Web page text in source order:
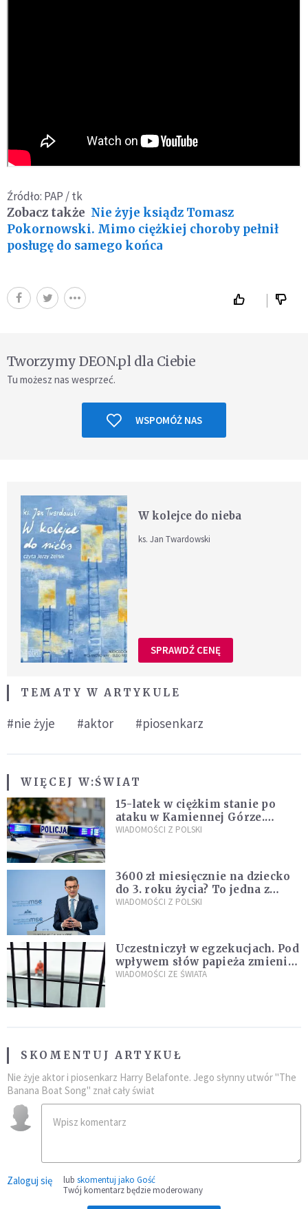
Źródło: PAP / tk
Zobacz także Nie żyje ksiądz Tomasz
Pokornowski. Mimo ciężkiej choroby pełnił
posługę do samego końca
Tworzymy DEON.pl dla Ciebie
Tu możesz nas wesprzeć.
WSPOMÓŻ NAS
W kolejce do nieba
ks. Jan Twardowski
SPRAWDŹ CENĘ
TEMATY W ARTYKULE
#nie żyje #aktor #piosenkarz
WIĘCEJ W:ŚWIAT
15-latek w ciężkim stanie po
ataku w Kamiennej Górze.
Policja zatrzymała dwóch
WIADOMOŚCI Z POLSKI
3600 zł miesięcznie na dziecko
do 3. roku życia? To jedna z
propozycji programu "Rozwój
WIADOMOŚCI Z POLSKI
Uczestniczył w egzekucjach. Pod
wpływem słów papieża zmienił
zdanie
WIADOMOŚCI ZE ŚWIATA
SKOMENTUJ ARTYKUŁ
Nie żyje aktor i piosenkarz Harry Belafonte. Jego słynny utwór "The
Banana Boat Song" znał cały świat
Zaloguj się lub skomentuj jako Gość
Twój komentarz będzie moderowany